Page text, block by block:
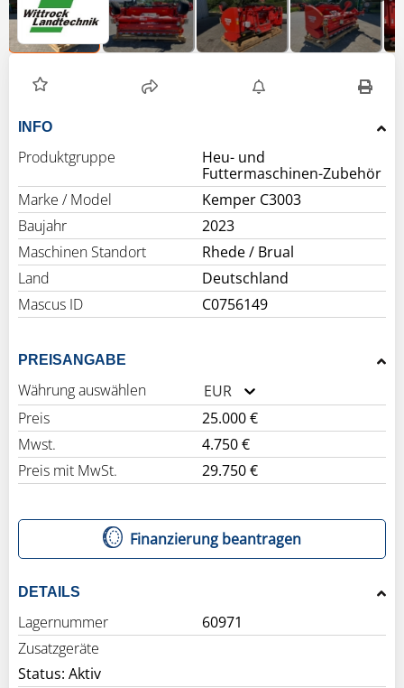
INFO
Produktgruppe
Heu- und
Futtermaschinen-Zubehör
Marke / Model
Kemper C3003
Baujahr
2023
Maschinen Standort
Rhede / Brual
Land
Deutschland
Mascus ID
C0756149
PREISANGABE
Währung auswählen
EUR
Preis
25.000 €
Mwst.
4.750 €
Preis mit MwSt.
29.750 €
Finanzierung beantragen
DETAILS
Lagernummer
60971
Zusatzgeräte
Status: Aktiv